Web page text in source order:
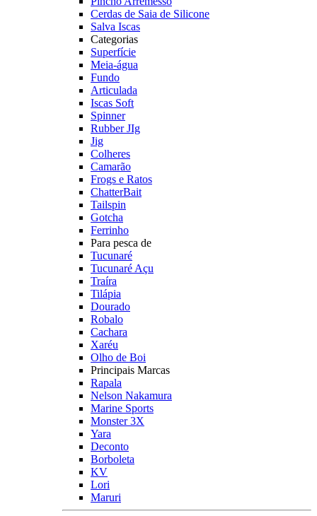
Cerdas de Saia de Silicone
Salva Iscas
Categorias
Superfície
Meia-água
Fundo
Articulada
Iscas Soft
Spinner
Rubber JIg
Jig
Colheres
Camarão
Frogs e Ratos
ChatterBait
Tailspin
Gotcha
Ferrinho
Para pesca de
Tucunaré
Tucunaré Açu
Traíra
Tilápia
Dourado
Robalo
Cachara
Xaréu
Olho de Boi
Principais Marcas
Rapala
Nelson Nakamura
Marine Sports
Monster 3X
Yara
Deconto
Borboleta
KV
Lori
Maruri